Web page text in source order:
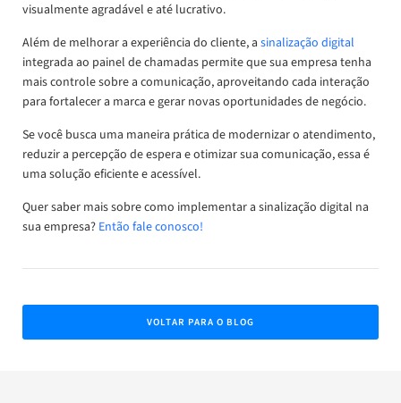
visualmente agradável e até lucrativo.
Além de melhorar a experiência do cliente, a sinalização digital
integrada ao painel de chamadas permite que sua empresa tenha
mais controle sobre a comunicação, aproveitando cada interação
para fortalecer a marca e gerar novas oportunidades de negócio.
Se você busca uma maneira prática de modernizar o atendimento,
reduzir a percepção de espera e otimizar sua comunicação, essa é
uma solução eficiente e acessível.
Quer saber mais sobre como implementar a sinalização digital na
sua empresa? Então fale conosco!
VOLTAR PARA O BLOG